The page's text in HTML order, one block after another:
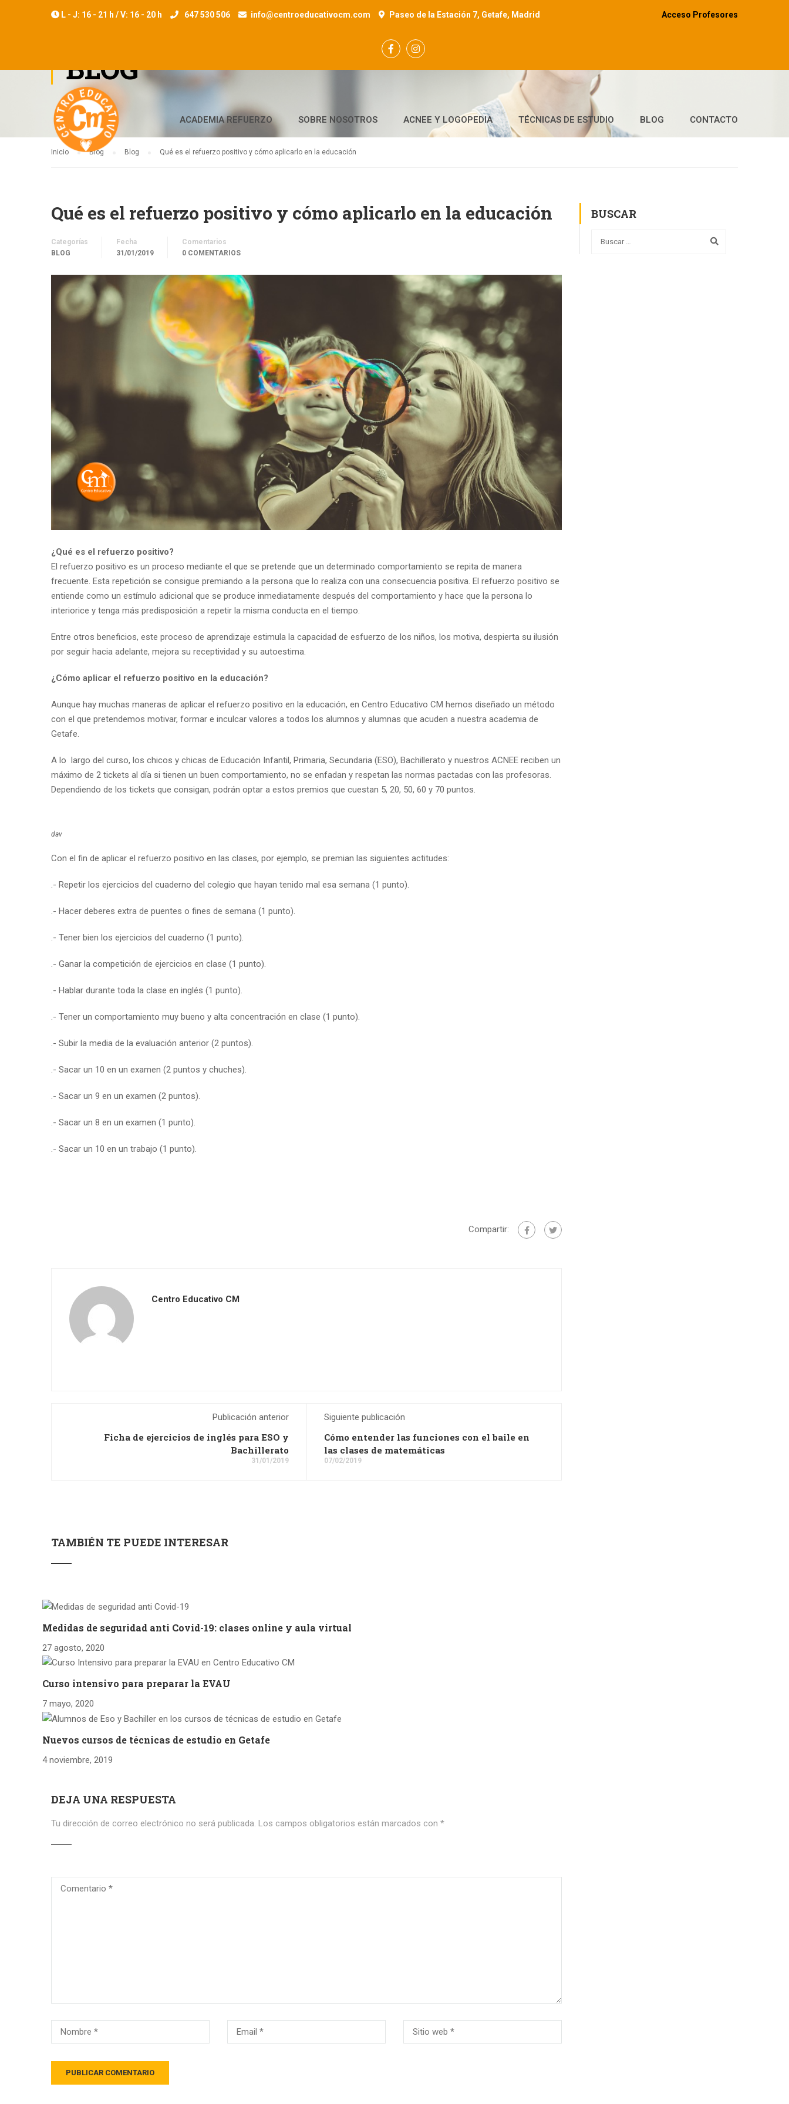
L - J: 16 - 21 h / V: 16 - 20 h 647 530 506 info@centroeducativocm.com Paseo de la Estación 7, Getafe, Madrid Acceso Profesores
ACADEMIA REFUERZO SOBRE NOSOTROS ACNEE Y LOGOPEDIA TÉCNICAS DE ESTUDIO BLOG CONTACTO
BLOG
Inicio Blog Blog Qué es el refuerzo positivo y cómo aplicarlo en la educación
Qué es el refuerzo positivo y cómo aplicarlo en la educación
Categorías
BLOG
Fecha
31/01/2019
Comentarios
0 COMENTARIOS
¿Qué es el refuerzo positivo?
El refuerzo positivo es un proceso mediante el que se pretende que un determinado comportamiento se repita de manera
frecuente. Esta repetición se consigue premiando a la persona que lo realiza con una consecuencia positiva. El refuerzo positivo se
entiende como un estímulo adicional que se produce inmediatamente después del comportamiento y hace que la persona lo
interiorice y tenga más predisposición a repetir la misma conducta en el tiempo.
Entre otros beneficios, este proceso de aprendizaje estimula la capacidad de esfuerzo de los niños, los motiva, despierta su ilusión
por seguir hacia adelante, mejora su receptividad y su autoestima.
¿Cómo aplicar el refuerzo positivo en la educación?
Aunque hay muchas maneras de aplicar el refuerzo positivo en la educación, en Centro Educativo CM hemos diseñado un método
con el que pretendemos motivar, formar e inculcar valores a todos los alumnos y alumnas que acuden a nuestra academia de
Getafe.
A lo largo del curso, los chicos y chicas de Educación Infantil, Primaria, Secundaria (ESO), Bachillerato y nuestros ACNEE reciben un
máximo de 2 tickets al día si tienen un buen comportamiento, no se enfadan y respetan las normas pactadas con las profesoras.
Dependiendo de los tickets que consigan, podrán optar a estos premios que cuestan 5, 20, 50, 60 y 70 puntos.
dav
Con el fin de aplicar el refuerzo positivo en las clases, por ejemplo, se premian las siguientes actitudes:
.- Repetir los ejercicios del cuaderno del colegio que hayan tenido mal esa semana (1 punto).
.- Hacer deberes extra de puentes o fines de semana (1 punto).
.- Tener bien los ejercicios del cuaderno (1 punto).
.- Ganar la competición de ejercicios en clase (1 punto).
.- Hablar durante toda la clase en inglés (1 punto).
.- Tener un comportamiento muy bueno y alta concentración en clase (1 punto).
.- Subir la media de la evaluación anterior (2 puntos).
.- Sacar un 10 en un examen (2 puntos y chuches).
.- Sacar un 9 en un examen (2 puntos).
.- Sacar un 8 en un examen (1 punto).
.- Sacar un 10 en un trabajo (1 punto).
Compartir:
Centro Educativo CM
Publicación anterior
Ficha de ejercicios de inglés para ESO y
Bachillerato
31/01/2019
Siguiente publicación
Cómo entender las funciones con el baile en
las clases de matemáticas
07/02/2019
TAMBIÉN TE PUEDE INTERESAR
Medidas de seguridad anti Covid-19: clases online y aula virtual
27 agosto, 2020
Curso intensivo para preparar la EVAU
7 mayo, 2020
Nuevos cursos de técnicas de estudio en Getafe
4 noviembre, 2019
DEJA UNA RESPUESTA
Tu dirección de correo electrónico no será publicada. Los campos obligatorios están marcados con *
BUSCAR